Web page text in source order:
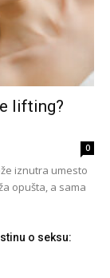
lifting?
0
iznutra umesto
opušta, a sama
o seksu: